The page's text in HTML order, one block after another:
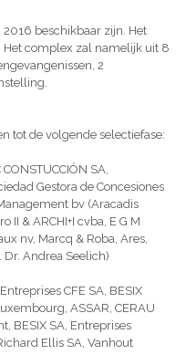
beschikbaar zijn. Het
complex zal namelijk uit 8
2
tot de volgende selectiefase:
SA,
Gestora de Concesiones
bv (Aracadis
& ARCHI+I cvba, E G M
nv, Marcq & Roba, Ares,
Dr. Andrea Seelich)
CFE SA, BESIX
ASSAR, CERAU
BESIX SA, Entreprises
Ellis SA, Vanhout